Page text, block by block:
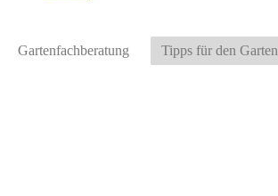
Gartenfachberatung Tipps für den Garten